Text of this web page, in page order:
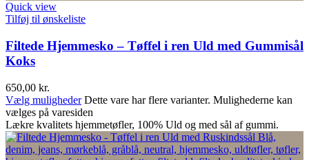
Quick view
Tilføj til ønskeliste
Filtede Hjemmesko – Tøffel i ren Uld med Gummisål
Koks
650,00 kr.
Vælg muligheder Dette vare har flere varianter. Mulighederne kan
vælges på varesiden
Lækre kvalitets hjemmetøfler, 100% Uld og med sål af gummi.